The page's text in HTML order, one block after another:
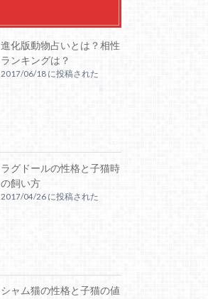
進化版動物占いとは？相性
ランキングは？
2017/06/18 に投稿された
ラグドールの性格と子猫時
の飼い方
2017/04/26 に投稿された
シャム猫の性格と子猫の値